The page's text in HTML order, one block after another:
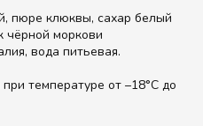
пюре клюквы, сахар белый
чёрной моркови
вода питьевая.
температуре от –18°C до